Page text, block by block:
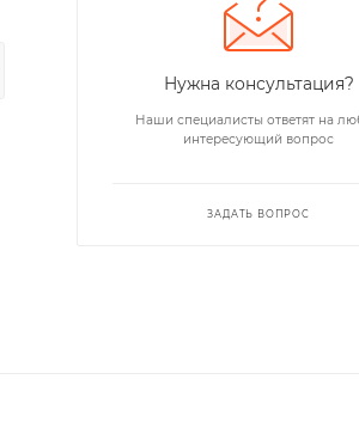
Нужна консультация?
Наши специалисты ответят на
интересующий вопрос
ЗАДАТЬ ВОПРОС